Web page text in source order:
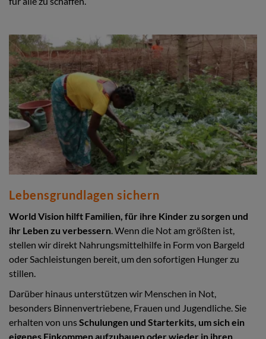
Lebensgrundlagen sichern
World Vision hilft Familien, für ihre Kinder zu sorgen und
ihr Leben zu verbessern. Wenn die Not am größten ist,
stellen wir direkt Nahrungsmittelhilfe in Form von Bargeld
oder Sachleistungen bereit, um den sofortigen Hunger zu
stillen.
Darüber hinaus unterstützen wir Menschen in Not,
besonders Binnenvertriebene, Frauen und Jugendliche. Sie
erhalten von unsSchulungen und Starterkits, um sich ein
eigenes Einkommen aufzubauen oder wieder in ihren